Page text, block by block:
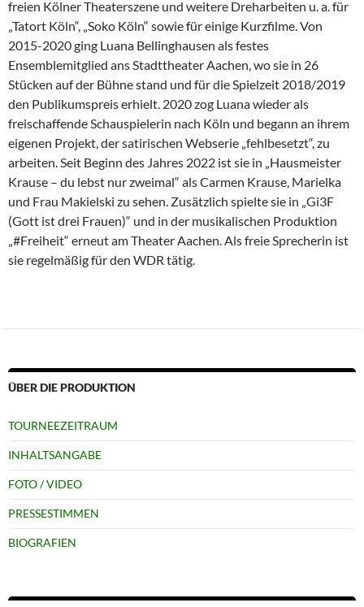
freien Kölner Theaterszene und weitere Dreharbeiten u. a. für
„Tatort Köln“, „Soko Köln“ sowie für einige Kurzfilme. Von
2015-2020 ging Luana Bellinghausen als festes
Ensemblemitglied ans Stadttheater Aachen, wo sie in 26
Stücken auf der Bühne stand und für die Spielzeit 2018/2019
den Publikumspreis erhielt. 2020 zog Luana wieder als
freischaffende Schauspielerin nach Köln und begann an ihrem
eigenen Projekt, der satirischen Webserie „fehlbesetzt“, zu
arbeiten. Seit Beginn des Jahres 2022 ist sie in „Hausmeister
Krause – du lebst nur zweimal“ als Carmen Krause, Marielka
und Frau Makielski zu sehen. Zusätzlich spielte sie in „Gi3F
(Gott ist drei Frauen)“ und in der musikalischen Produktion
„#Freiheit“ erneut am Theater Aachen. Als freie Sprecherin ist
sie regelmäßig für den WDR tätig.
ÜBER DIE PRODUKTION
TOURNEEZEITRAUM
INHALTSANGABE
FOTO / VIDEO
PRESSESTIMMEN
BIOGRAFIEN